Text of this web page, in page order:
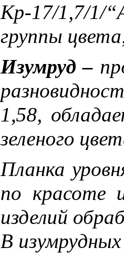
Кр-17/1,7/1/
группы
Изумруд –
1,58,
зеленого
Планка
по красоте
изделий
В